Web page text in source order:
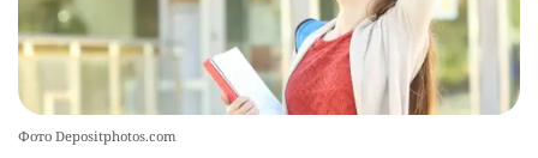
Фото Depositphotos.com